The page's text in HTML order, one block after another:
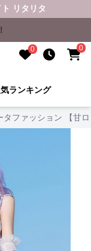
リタリタ
0 0
気ランキング
タファッション 【甘